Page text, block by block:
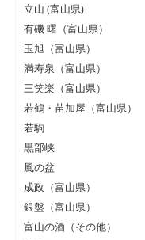
立山 (富山県)
有磯 曙（富山県）
玉旭（富山県）
満寿泉（富山県）
三笑楽（富山県）
若鶴・苗加屋（富山県）
若駒
黒部峡
風の盆
成政（富山県）
銀盤（富山県）
富山の酒（その他）